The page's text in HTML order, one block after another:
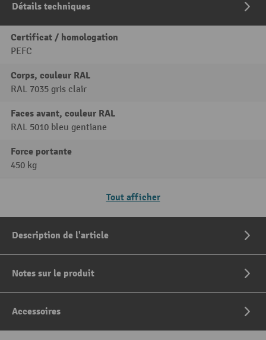
Détails techniques
Certificat / homologation
PEFC
Corps, couleur RAL
RAL 7035 gris clair
Faces avant, couleur RAL
RAL 5010 bleu gentiane
Force portante
450 kg
Tout afficher
Description de l'article
Notes sur le produit
Accessoires